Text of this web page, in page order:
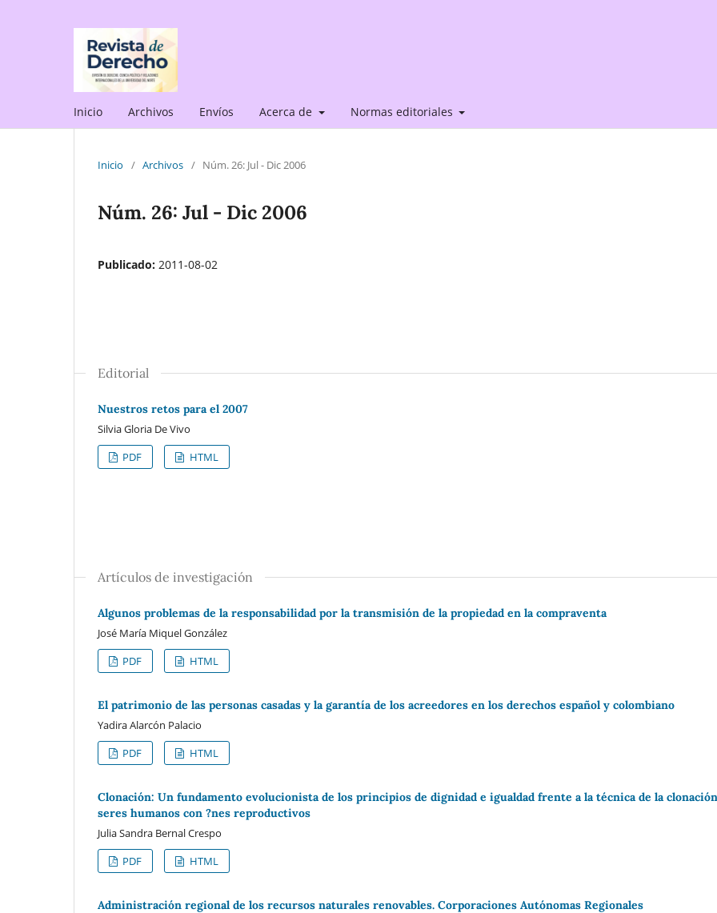
Inicio Archivos Envíos Acerca de Normas editoriales
Inicio / Archivos / Núm. 26: Jul - Dic 2006
Núm. 26: Jul - Dic 2006
Publicado: 2011-08-02
Editorial
Nuestros retos para el 2007
Silvia Gloria De Vivo
PDF
HTML
Artículos de investigación
Algunos problemas de la responsabilidad por la transmisión de la propiedad en la compraventa
José María Miquel González
PDF
HTML
El patrimonio de las personas casadas y la garantía de los acreedores en los derechos español y colombiano
Yadira Alarcón Palacio
PDF
HTML
Clonación: Un fundamento evolucionista de los principios de dignidad e igualdad frente a la técnica de la
seres humanos con ?nes reproductivos
Julia Sandra Bernal Crespo
PDF
HTML
Administración regional de los recursos naturales renovables. Corporaciones Autónomas Regionales